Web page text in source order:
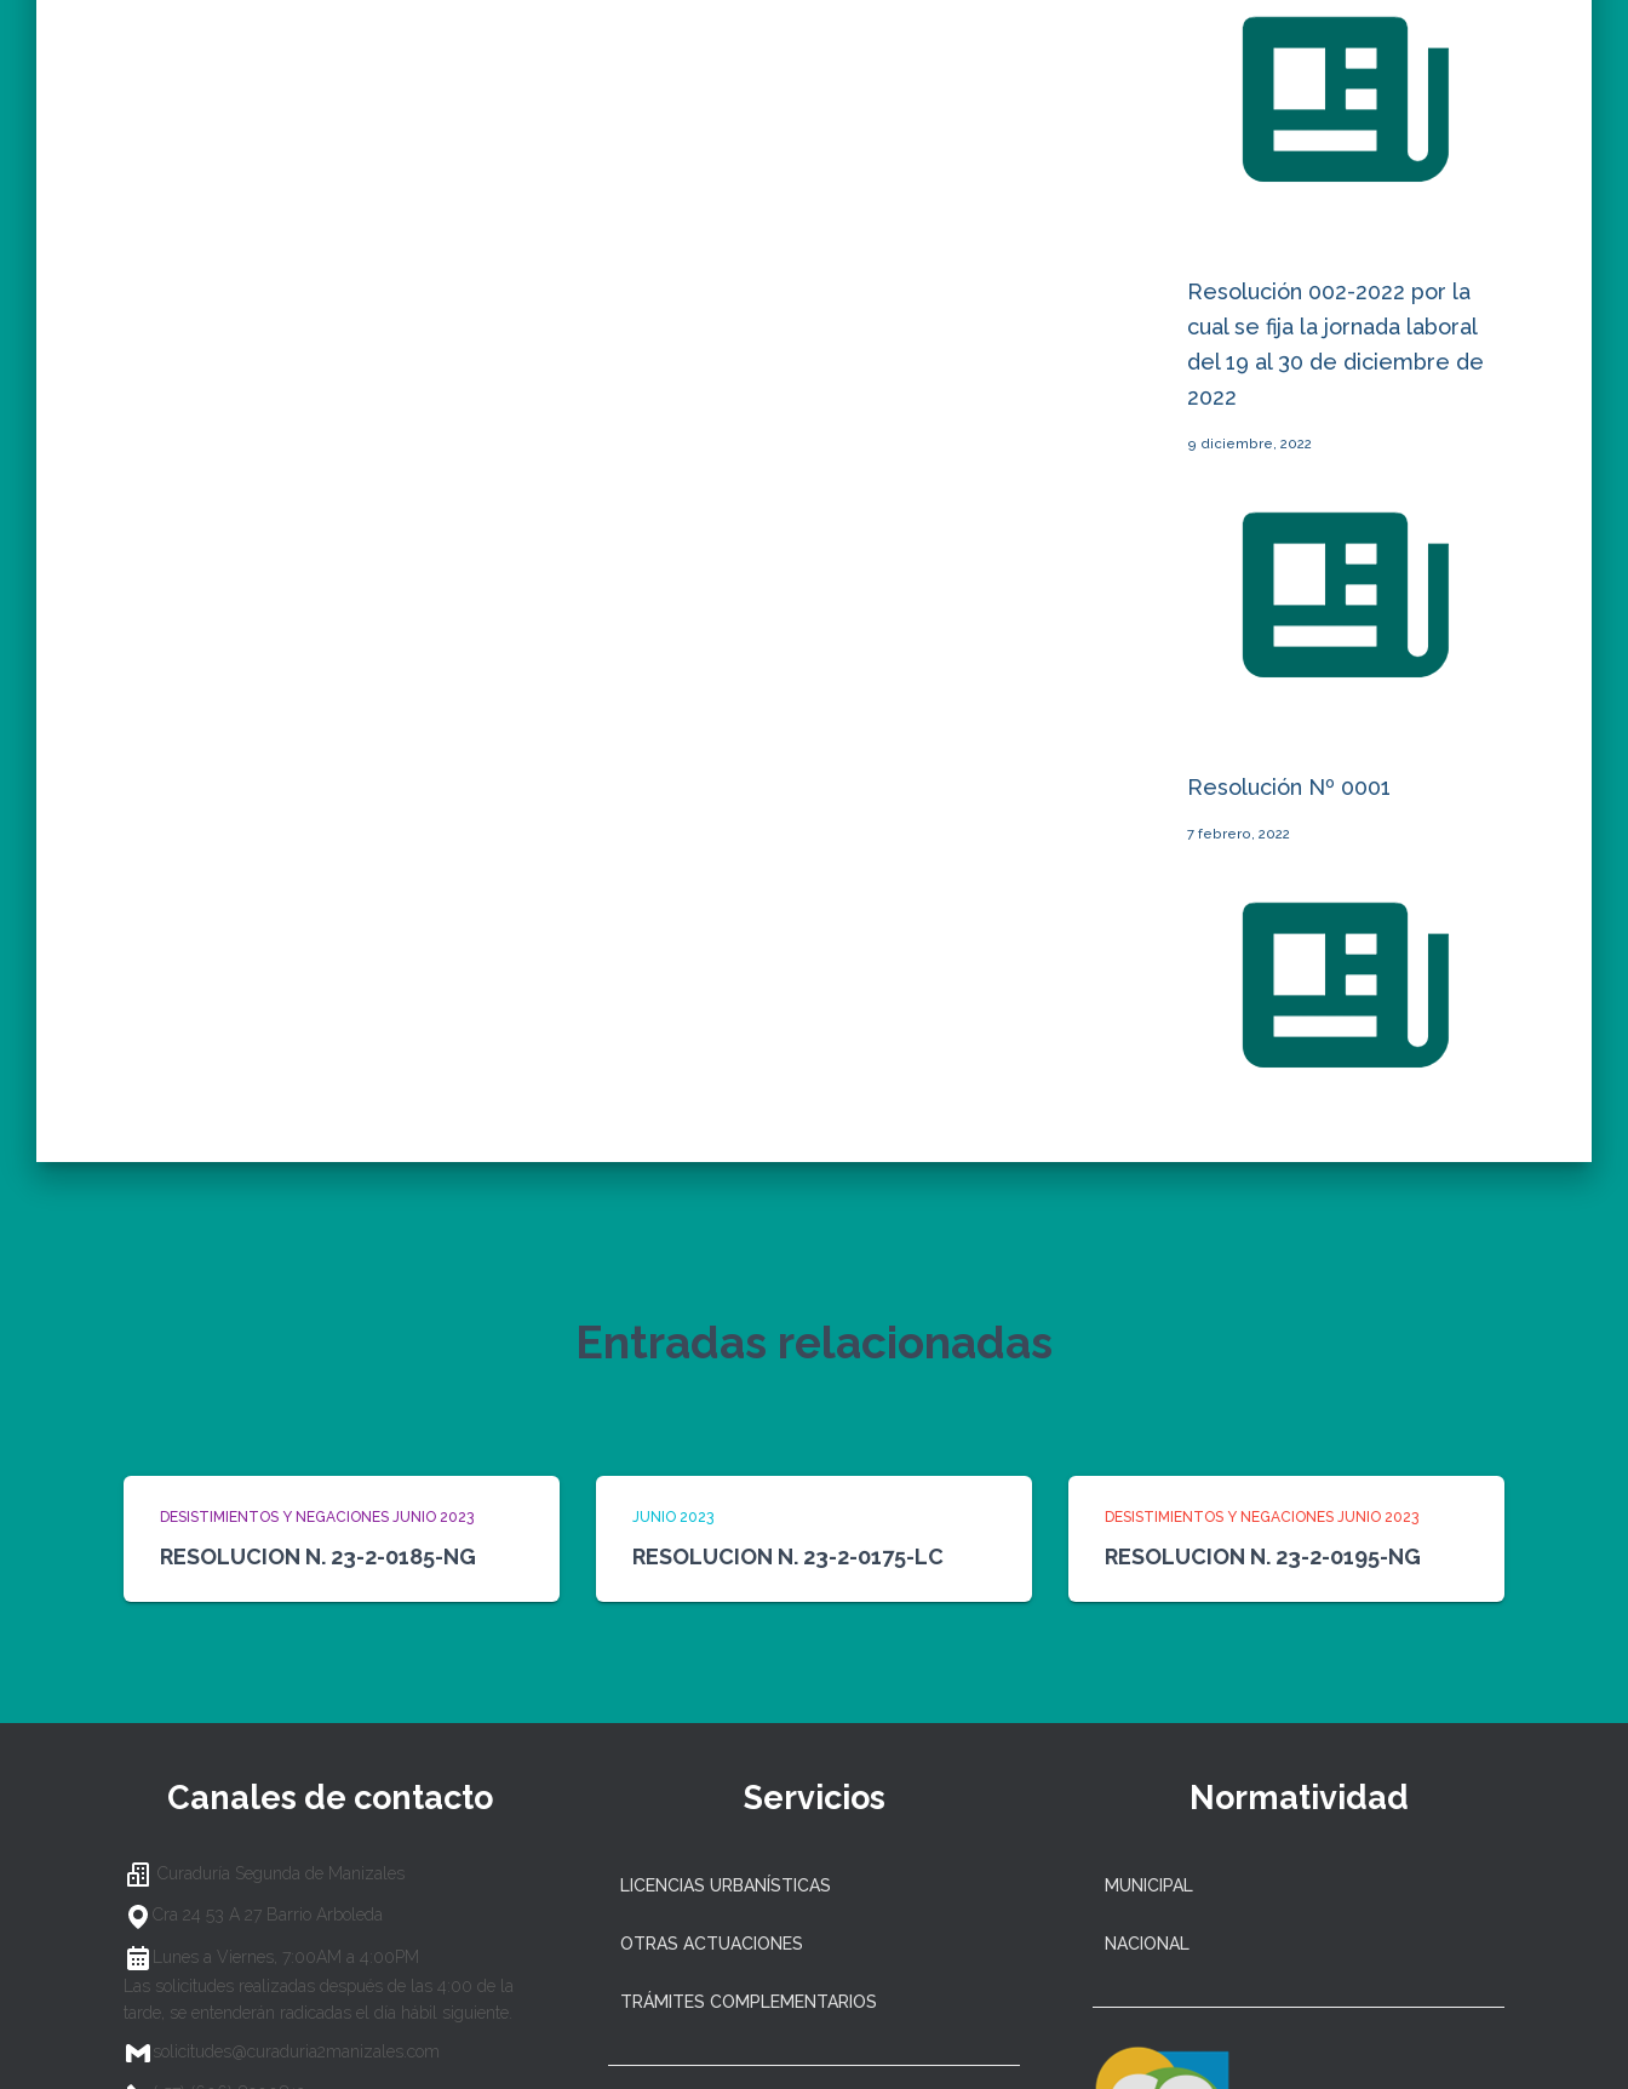
Resolución 002-2022 por la
cual se fija la jornada laboral
del 19 al 30 de diciembre de
2022
9 diciembre, 2022
Resolución Nº 0001
7 febrero, 2022
Entradas relacionadas
DESISTIMIENTOS Y NEGACIONES JUNIO 2023
RESOLUCION N. 23-2-0185-NG
JUNIO 2023
RESOLUCION N. 23-2-0175-LC
DESISTIMIENTOS Y NEGACIONES JUNIO 2023
RESOLUCION N. 23-2-0195-NG
Canales de contacto
Curaduría Segunda de Manizales
Cra 24 53 A 27 Barrio Arboleda
Lunes a Viernes, 7:00AM a 4:00PM
Las solicitudes realizadas después de las 4:00 de la
tarde, se entenderán radicadas el día hábil siguiente.
solicitudes@curaduria2manizales.com
Servicios
LICENCIAS URBANÍSTICAS
OTRAS ACTUACIONES
TRÁMITES COMPLEMENTARIOS
Normatividad
MUNICIPAL
NACIONAL